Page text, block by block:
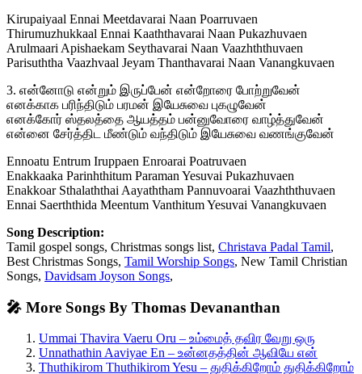
Kirupaiyaal Ennai Meetdavarai Naan Poarruvaen
Thirumuzhukkaal Ennai Kaaththavarai Naan Pukazhuvaen
Arulmaari Apishaekam Seythavarai Naan Vaazhththuvaen
Parisuththa Vaazhvaal Jeyam Thanthavarai Naan Vanangkuvaen
3. என்னோடு என்றும் இருப்பேன் என்றோரை போற்றுவேன்
எனக்காக பரிந்திடும் பரமன் இயேசுவை புகழுவேன்
எனக்கோர் ஸ்தலத்தை ஆயத்தம் பன்னுவோரை வாழ்த்துவேன்
என்னை சேர்த்திட மீண்டும் வந்திடும் இயேசுவை வணங்குவேன்
Ennoatu Entrum Iruppaen Enroarai Poatruvaen
Enakkaaka Parinhthitum Paraman Yesuvai Pukazhuvaen
Enakkoar Sthalaththai Aayaththam Pannuvoarai Vaazhththuvaen
Ennai Saerththida Meentum Vanthitum Yesuvai Vanangkuvaen
Song Description:
Tamil gospel songs, Christmas songs list, Christava Padal Tamil,
Best Christmas Songs, Tamil Worship Songs, New Tamil Christian
Songs, Davidsam Joyson Songs,
🎤 More Songs By Thomas Devananthan
Ummai Thavira Vaeru Oru – உம்மைத் தவிர வேறு ஒரு
Unnathathin Aaviyae En – உன்னதத்தின் ஆவியே என்
Thuthikirom Thuthikirom Yesu – துதிக்கிறோம் துதிக்கிறோம்